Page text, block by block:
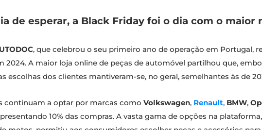
de esperar, a Black Friday foi o dia com o maior
, que celebrou o seu primeiro ano de operação em Portugal,
2024. A maior loja online de peças de automóvel partilhou que,
escolhas dos clientes mantiveram-se, no geral, semelhantes às de
continuam a optar por marcas como Volkswagen, Renault, BMW,
10% das compras. A vasta gama de opções na